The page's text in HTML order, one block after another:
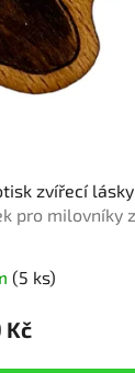
zvířecí lásky
pro milovníky
(5 ks)
Kč